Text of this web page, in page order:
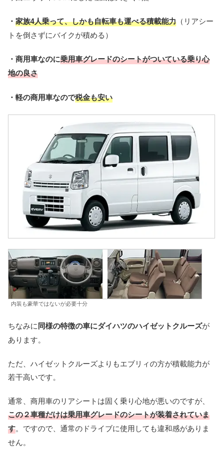
・ 家族4人乗って、しかも自転車も運べる積載能力 （リアシー
トを倒さずにバイクが積める）
・商用車なのに乗用車グレードのシートがついている乗り心
地の良さ
・軽の商用車なので税金も安い
内装も豪華ではないが必要十分
ちなみに同様の特徴の車にダイハツのハイゼットクルーズが
あります。
ただ、ハイゼットクルーズよりもエブリィの方が積載能力が
若干高いです。
通常、商用車のリアシートは固く乗り心地が悪いのですが、
この２車種だけは乗用車グレードのシートが装着されていま
す。ですので、通常のドライブに使用しても違和感がありま
せん。